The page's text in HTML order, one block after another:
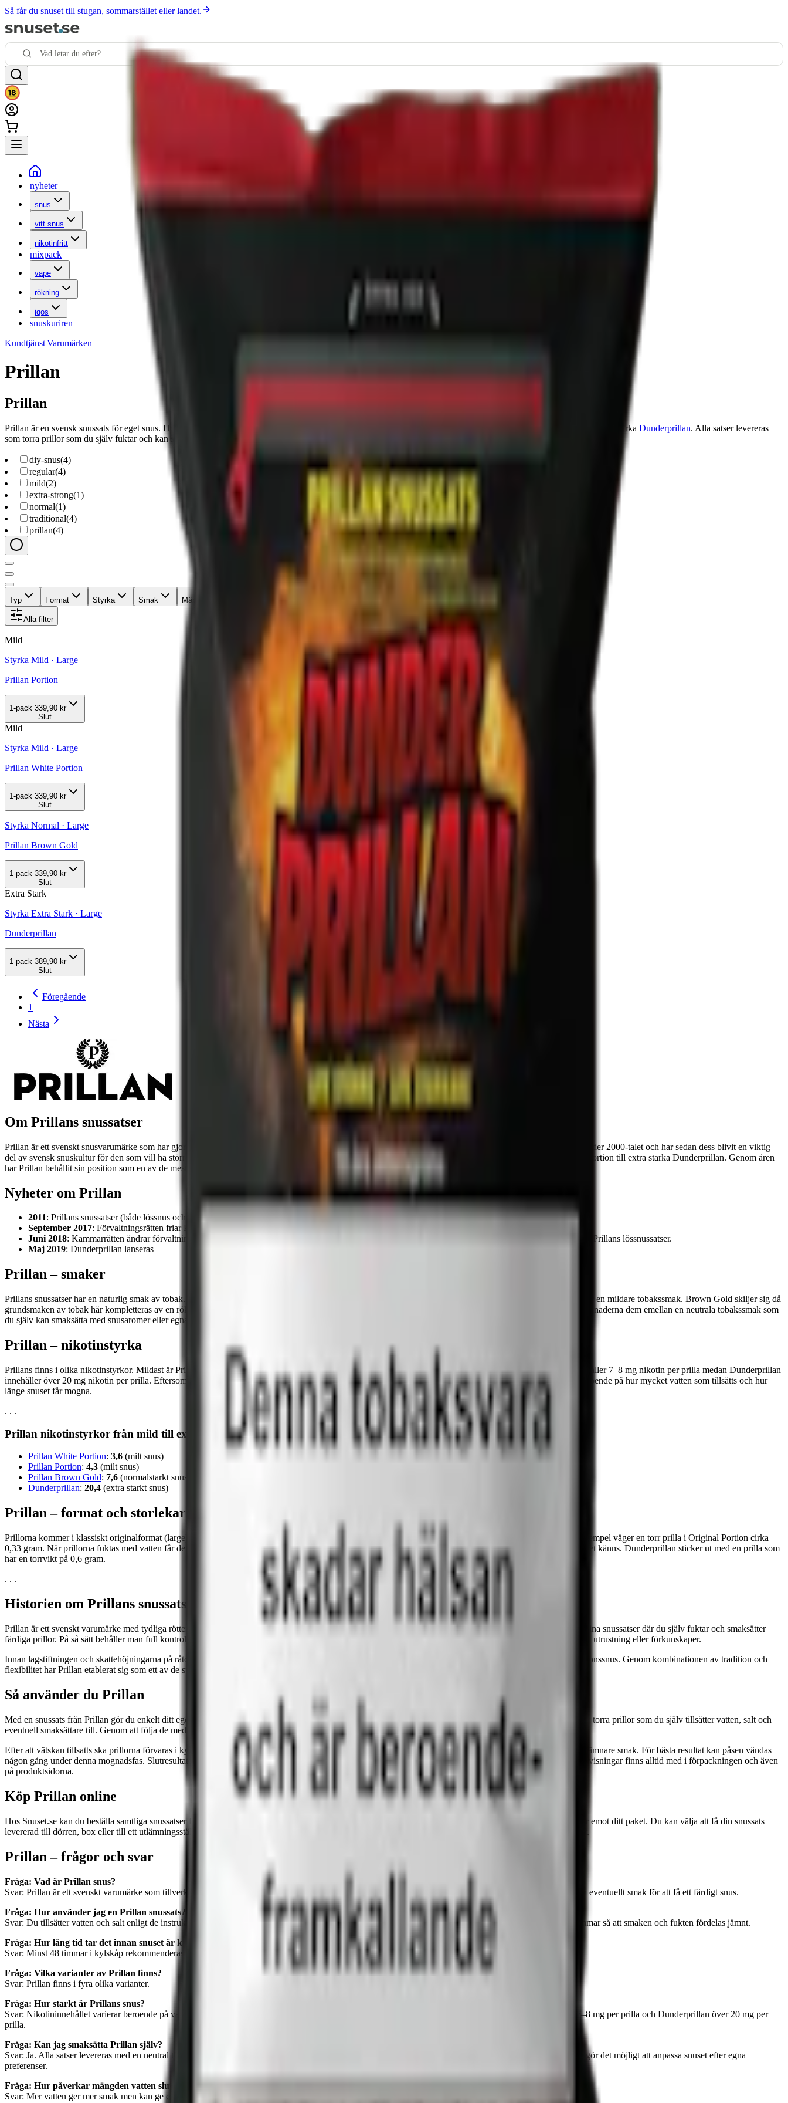
Så får du snuset till stugan, sommarstället eller landet.
|nyheter
| snus
| vitt snus
| nikotinfritt
|mixpack
| vape
| rökning
| iqos
|snuskuriren
Kundtjänst|Varumärken
Prillan
Prillan
Prillan är en svensk snussats för eget snus. Hos oss på Snuset kan du välja bland Prillans fyra snussatser: Prillan White, , Prillan Brown Gold och extra starka Dunderprillan. Alla satser levereras
som torra prillor som du själv fuktar och kan smaksätta med snusaromer. Läs mer om Prillan längre ner på sidan.
diy-snus(4)
regular(4)
mild(2)
extra-strong(1)
normal(1)
traditional(4)
prillan(4)
Typ Format Styrka Smak Märke
Alla filter
Mild
Styrka Mild · Large
Prillan Portion
1-pack 339,90 kr
Slut
Mild
Styrka Mild · Large
Prillan White Portion
1-pack 339,90 kr
Slut
Styrka Normal · Large
Prillan Brown Gold
1-pack 339,90 kr
Slut
Extra Stark
Styrka Extra Stark · Large
Dunderprillan
1-pack 389,90 kr
Slut
Föregående
1
Nästa
Om Prillans snussatser
Prillan är ett svenskt snusvarumärke som har gjort sig känt för sina snussatser där snusaren själv fuktar och smaksätter färdiga prillor. Varumärket etablerades under 2000-talet och har sedan dess blivit en viktig
del av svensk snuskultur för den som vill ha större kontroll över smak, styrka och konsistens i sitt snus. Idag spänner sortimentet från mildare snus som Prillan portion till extra starka Dunderprillan. Genom åren
har Prillan behållit sin position som en av de mest välkända tillverkarna av snussatser.
Nyheter om Prillan
2011: Prillans snussatser (både lössnus och portionssnus) lanseras online.
September 2017: Förvaltningsrätten friar Prillan i mål om tobaksskatt (klassningen av den importerade tobaken).
Juni 2018: Kammarrätten ändrar förvaltningsrättens dom – Prillan förlorar och produkten bedöms skattepliktig som röktobak. I och med detta försvinner Prillans lössnussatser.
Maj 2019: Dunderprillan lanseras
Prillan – smaker
Prillans snussatser har en naturlig smak av tobak. De olika varianterna skiljer sig år lite men basen är i samtliga fall tobak. Prillan Original och White Portion har en mildare tobakssmak. Brown Gold skiljer sig då
grundsmaken av tobak här kompletteras av en rökig nyans. Dunderprillan har en mer fyllig och mer intensiv smak. Samtliga snussatser från Prillan har trots skillnaderna dem emellan en neutrala tobakssmak som
du själv kan smaksätta med snusaromer eller egna smaksättare.
Prillan – nikotinstyrka
Prillans finns i olika nikotinstyrkor. Mildast är Prillan White Portion och Prillan Original Portion med nikotininnehåll runt 3–4 mg per prilla. Brown Gold innehåller 7–8 mg nikotin per prilla medan Dunderprillan
innehåller över 20 mg nikotin per prilla. Eftersom prillorna är torra vid leverans behåller de sin nikotinhalt även efter fuktning, men upplevelsen kan variera beroende på hur mycket vatten som tillsätts och hur
länge snuset får mogna.
. . .
Prillan nikotinstyrkor från mild till extra stark (milligram nikotin per prilla)
Prillan White Portion: 3,6 (milt snus)
Prillan Portion: 4,3 (milt snus)
Prillan Brown Gold: 7,6 (normalstarkt snus)
Dunderprillan: 20,4 (extra starkt snus)
Prillan – format och storlekar
Prillorna kommer i klassiskt originalformat (large). När du öppnar påsen ser du dock att prillorna helt torra, platta och lättare än färdigt traditionellt snus. Till exempel väger en torr prilla i Original Portion cirka
0,33 gram. När prillorna fuktas med vatten får de sin slutliga konsistens, tyngd och känsla under läppen. Detta innebär att du som användare själv styr hur snuset känns. Dunderprillan sticker ut med en prilla som
har en torrvikt på 0,6 gram.
. . .
Historien om Prillans snussatser och varumärket Prillan
Prillan är ett svenskt varumärke med tydliga rötter i den tradition av “gör-det-själv” som länge funnits inom svensk snuskultur. Varumärket blev tidigt känt för sina snussatser där du själv fuktar och smaksätter
färdiga prillor. På så sätt behåller man full kontroll över både smak, styrka och konsistens, samtidigt som “tillverkningen” är enkel utan att kräva varken speciell utrustning eller förkunskaper.
Innan lagstiftningen och skattehöjningarna på råtobak förändrade marknaden tillverkare Prillan även snussatser för lössnus, men i dag ligger fokus helt på portionssnus. Genom kombinationen av tradition och
flexibilitet har Prillan etablerat sig som ett av de största varumärkena inom eget snus.
Så använder du Prillan
Med en snussats från Prillan gör du enkelt ditt eget snus. Processen kräver varken förkunskaper eller avancerad utrustning. Varje sats levereras med färdiga helt torra prillor som du själv tillsätter vatten, salt och
eventuell smaksättare till. Genom att följa de medföljande instruktionerna fuktas prillorna jämnt och får den konsistens du önskar.
Efter att vätskan tillsatts ska prillorna förvaras i kylskåp i minst 48 timmar för att mogna. Under denna tid fördelas smaken och fukten i prillorna, vilket ger en jämnare smak. För bästa resultat kan påsen vändas
någon gång under denna mognadsfas. Slutresultatet blir ett portionssnus där du själv haft möjlighet att påverka både fuktighet, känsla och smak. Recept och anvisningar finns alltid med i förpackningen och även
på produktsidorna.
Köp Prillan online
Hos Snuset.se kan du beställa samtliga snussatser från Prillan. Precis som övriga nikotinprodukter tillämpar vi strikt ålderskontroll, både i kassan och när du tar emot ditt paket. Du kan välja att få din snussats
levererad till dörren, box eller till ett utlämningsställe nära dig. Pris per snussats ser du på produktsidan. Hos Snuset.se kostar en snussats från prillan 339,90 kr.
Prillan – frågor och svar
Fråga: Vad är Prillan snus?
Svar: Prillan är ett svenskt varumärke som tillverkar snussatser. Till skillnad från färdigköpt snus är prillorna torra, vilket gör att du själv kan tillsätta vatten och eventuellt smak för att få ett färdigt snus.
Fråga: Hur använder jag en Prillan snussats?
Svar: Du tillsätter vatten och salt enligt de instruktioner som finns på förpackningen och på produktsidorna. Därefter förvaras prillorna i kylskåp i minst 48 timmar så att smaken och fukten fördelas jämnt.
Fråga: Hur lång tid tar det innan snuset är klart?
Svar: Minst 48 timmar i kylskåp rekommenderas, men många väljer att låta snuset mogna längre för en djupare smak och jämnare konsistens.
Fråga: Vilka varianter av Prillan finns?
Svar: Prillan finns i fyra olika varianter.
Fråga: Hur starkt är Prillans snus?
Svar: Nikotininnehållet varierar beroende på variant. Prillan White Portion och Original Portion ligger på cirka 3–4 mg nikotin per prilla, Brown Gold runt 7–8 mg per prilla och Dunderprillan över 20 mg per
prilla.
Fråga: Kan jag smaksätta Prillan själv?
Svar: Ja. Alla satser levereras med en neutral tobakssmak som kan användas som den är eller kompletteras med snusaromer. Smaksättningen är helt valfri och gör det möjligt att anpassa snuset efter egna
preferenser.
Fråga: Hur påverkar mängden vatten slutresultatet?
Svar: Mer vatten ger mer smak men kan ge en rinnigare känsla. Mindre vatten ger torrare prillor med längre smak- och nikotinrelease.